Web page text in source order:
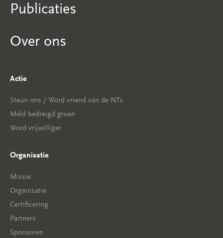
Publicaties
Over ons
Actie
Steun ons / Word vriend van de NTs
Meld bedreigd groen
Word vrijwilliger
Organisatie
Missie
Organisatie
Certificering
Partners
Sponsoren